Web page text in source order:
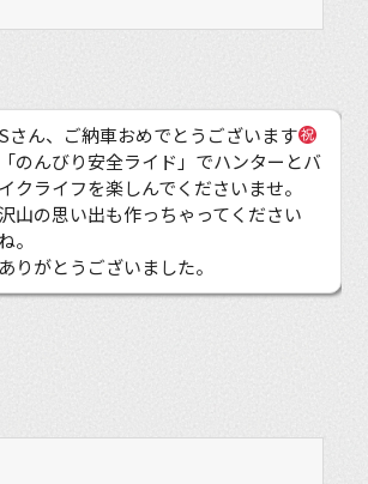
Sさん、ご納車おめでとうございます
「のんびり安全ライド」でハンターとバ
イクライフを楽しんでくださいませ。
沢山の思い出も作っちゃってください
。
ありがとうございました。